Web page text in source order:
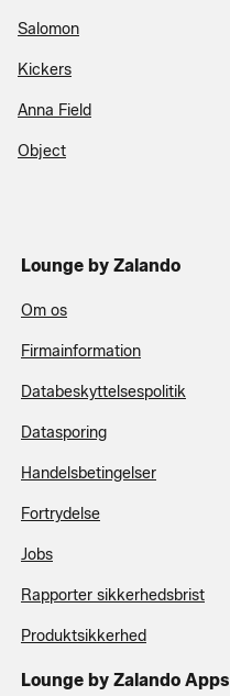
Salomon
Kickers
Anna Field
Object
Lounge by Zalando
Om os
Firmainformation
Databeskyttelsespolitik
Datasporing
Handelsbetingelser
Fortrydelse
Jobs
Rapporter sikkerhedsbrist
Produktsikkerhed
Lounge by Zalando Apps